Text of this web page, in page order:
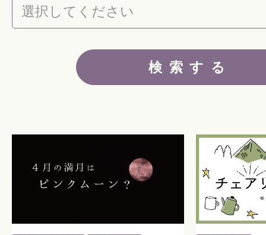
北摂 PLAY SPOT
北摂のイベント
暮らしのキホン
暮らしのデザイン
暮らしのメンテナンス